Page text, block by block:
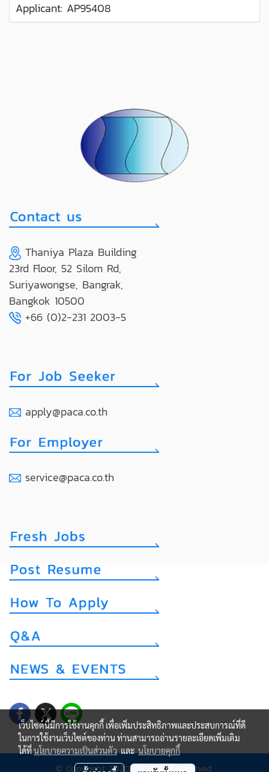
Applicant: AP95408
Thaniya Plaza Building
23rd Floor, 52 Silom Rd,
Suriyawongse, Bangrak,
Bangkok 10500
+66 (0)2-231 2003-5
apply@paca.co.th
service@paca.co.th
© Copyright 2020 All Rights Reserved.
เว็บไซต์นี้มีการใช้งานคุกกี้ เพื่อเพิ่มประสิทธิภาพและประสบการณ์ที่ดี
ในการใช้งานเว็บไซต์ของท่าน ท่านสามารถอ่านรายละเอียดเพิ่มเติม
ได้ที่นโยบายความเป็นส่วนตัว และ นโยบายคุกกี้